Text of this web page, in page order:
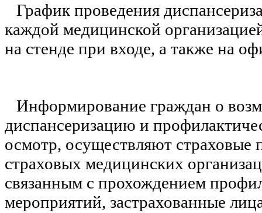
График проведения
каждой медицинской
на стенде при входе, а также на
Информирование граждан о
диспансеризацию и
осмотр, осуществляют страховые
страховых медицинских
связанным с прохождением
мероприятий, застрахованные